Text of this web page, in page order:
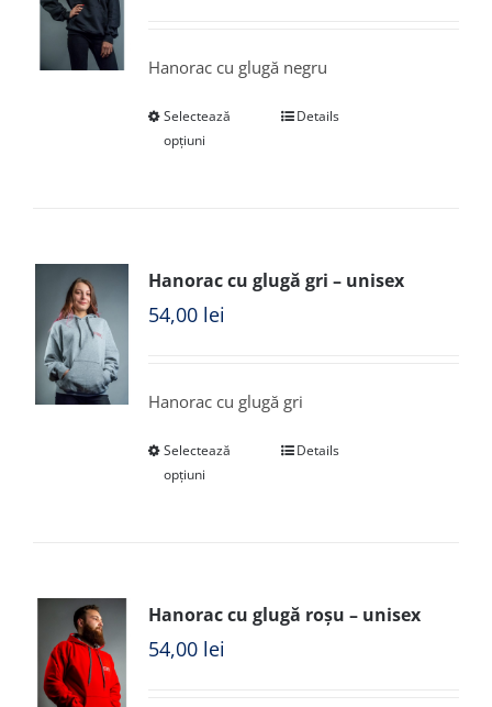
Hanorac cu glugă negru
Selectează
opțiuni
Details
Hanorac cu glugă gri – unisex
54,00 lei
Hanorac cu glugă gri
Selectează
opțiuni
Details
Hanorac cu glugă roșu – unisex
54,00 lei